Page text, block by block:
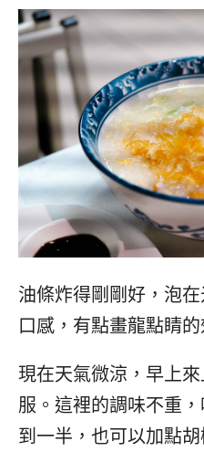
油條炸得剛剛好，泡
口感，有點畫龍點睛的
現在天氣微涼，早上
服。這裡的調味不重
到一半，也可以加點